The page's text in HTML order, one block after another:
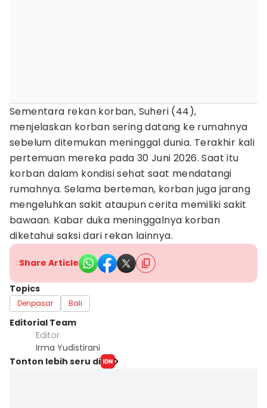
Sementara rekan korban, Suheri (44),
menjelaskan korban sering datang ke rumahnya
sebelum ditemukan meninggal dunia. Terakhir kali
pertemuan mereka pada 30 Juni 2026. Saat itu
korban dalam kondisi sehat saat mendatangi
rumahnya. Selama berteman, korban juga jarang
mengeluhkan sakit ataupun cerita memiliki sakit
bawaan. Kabar duka meninggalnya korban
diketahui saksi dari rekan lainnya.
Share Article
Topics
Denpasar Bali
Editorial Team
Editor
Irma Yudistirani
Tonton lebih seru di